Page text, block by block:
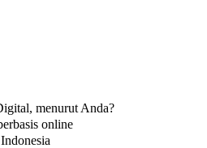
menurut Anda?
online